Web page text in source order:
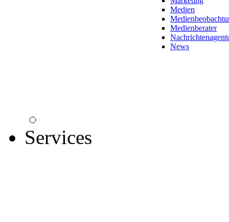
Medien
Medienberater
News
Services